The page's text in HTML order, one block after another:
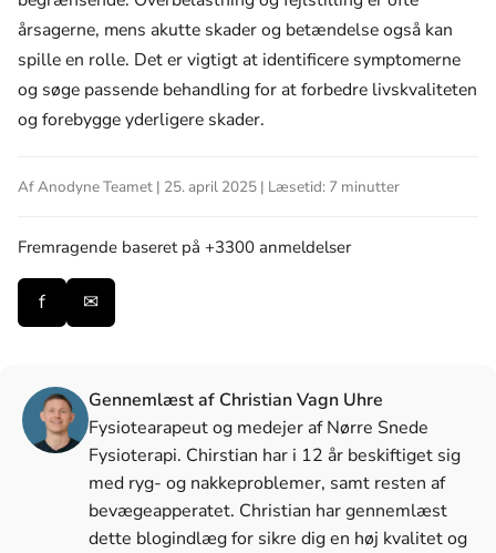
årsagerne, mens akutte skader og betændelse også kan
spille en rolle. Det er vigtigt at identificere symptomerne
og søge passende behandling for at forbedre livskvaliteten
og forebygge yderligere skader.
Af Anodyne Teamet | 25. april 2025 | Læsetid: 7 minutter
Fremragende baseret på +3300 anmeldelser
f ✉
Gennemlæst af Christian Vagn Uhre
Fysiotearapeut og medejer af Nørre Snede
Fysioterapi. Chirstian har i 12 år beskiftiget sig
med ryg- og nakkeproblemer, samt resten af
bevægeapperatet. Christian har gennemlæst
dette blogindlæg for sikre dig en høj kvalitet og